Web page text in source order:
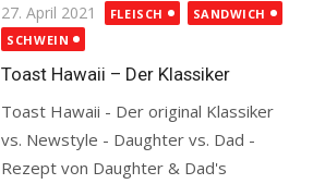
Posted
on
27. April 2021 FLEISCH
SANDWICH
SCHWEIN
Toast Hawaii – Der Klassiker
Toast Hawaii - Der original Klassiker
vs. Newstyle - Daughter vs. Dad -
Rezept von Daughter & Dad's